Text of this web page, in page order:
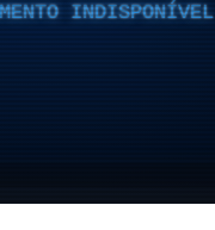
INDISPONÍVEL